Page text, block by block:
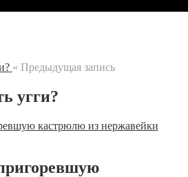
« Предыдущая запись
угги?